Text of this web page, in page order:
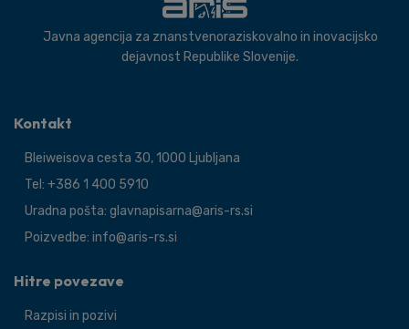
Javna agencija za znanstvenoraziskovalno in inovacijsko
dejavnost Republike Slovenije.
Kontakt
Bleiweisova cesta 30, 1000 Ljubljana
Tel: +386 1 400 5910
Uradna pošta: glavnapisarna@aris-rs.si
Poizvedbe: info@aris-rs.si
Hitre povezave
Razpisi in pozivi